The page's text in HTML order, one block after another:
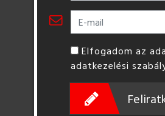
Elfogadom az
adatkezelési